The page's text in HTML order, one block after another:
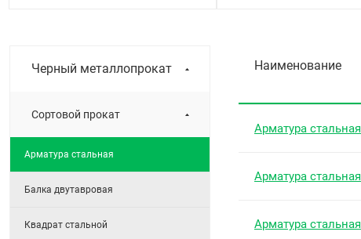
Черный металлопрокат
Сортовой прокат
Арматура стальная
Балка двутавровая
Квадрат стальной
Наименование
Арматура стальная
Арматура стальная
Арматура стальная